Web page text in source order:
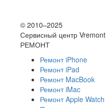
© 2010–2025
Сервисный центр Vremont
РЕМОНТ
Ремонт iPhone
Ремонт iPad
Ремонт MacBook
Ремонт iMac
Ремонт Apple Watch